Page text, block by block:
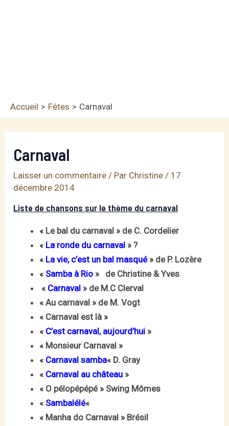
Accueil Fêtes Carnaval
Carnaval
Laisser un commentaire / Par Christine/ 17
décembre 2014
Liste de chansons sur le thème du carnaval
« Le bal du carnaval » de C. Cordelier
« La ronde du carnaval » ?
« La vie, c’est un bal masqué» de P. Lozère
« Samba à Rio » de Christine & Yves
« Carnaval » de M.C Clerval
« Au carnaval » de M. Vogt
« Carnaval est là »
« C’est carnaval, aujourd’hui »
« Monsieur Carnaval »
« Carnaval samba« D. Gray
« Carnaval au château »
« O pélopépépé » Swing Mômes
« Sambalélé«
« Manha do Carnaval » Brésil